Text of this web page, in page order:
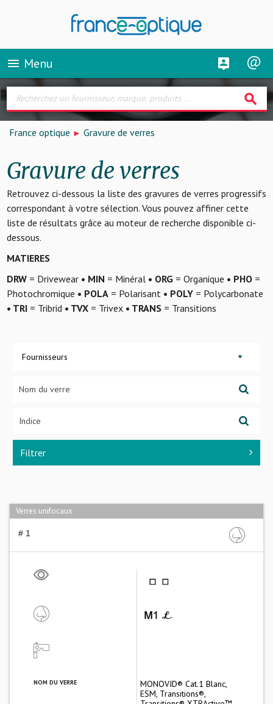
menu Menu
search
France optique Gravure de verres
Gravure de verres
Retrouvez ci-dessous la liste des gravures de verres progressifs
correspondant à votre sélection. Vous pouvez affiner cette
liste de résultats grâce au moteur de recherche disponible ci-
dessous.
MATIERES
DRW= Drivewear • MIN = Minéral • ORG= Organique • PHO=
Photochromique • POLA= Polarisant • POLY= Polycarbonate
• TRI= Tribrid • TVX= Trivex • TRANS= Transitions
Fournisseurs
Filtrer
Verres unifocaux
# 1
NOM DU VERRE
MONOVID® Cat.1 Blanc,
ESM, Transitions®,